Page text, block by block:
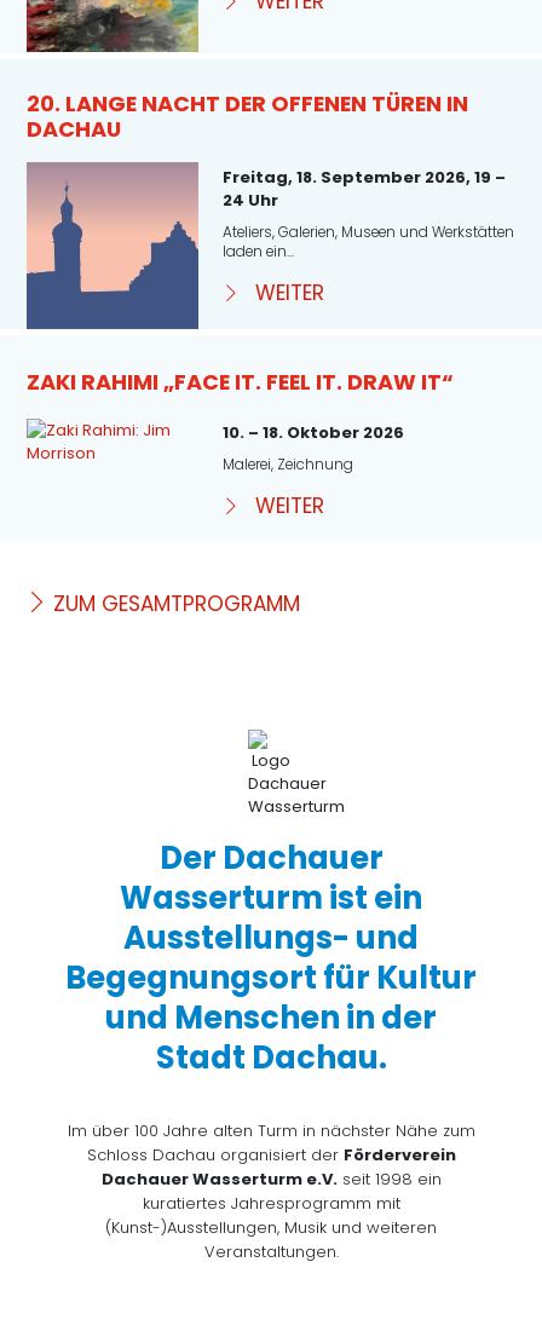
20. LANGE NACHT DER OFFENEN TÜREN IN
DACHAU
Freitag, 18. September 2026, 19 –
24 Uhr
Ateliers, Galerien, Museen und Werkstätten
laden ein...
WEITER
ZAKI RAHIMI „FACE IT. FEEL IT. DRAW IT“
10. – 18. Oktober 2026
Malerei, Zeichnung
WEITER
ZUM GESAMTPROGRAMM
Der Dachauer
Wasserturm ist ein
Ausstellungs- und
Begegnungsort für Kultur
und Menschen in der
Stadt Dachau.
Im über 100 Jahre alten Turm in nächster Nähe zum
Schloss Dachau organisiert der Förderverein
Dachauer Wasserturm e.V.seit 1998 ein
kuratiertes Jahresprogramm mit
(Kunst-)Ausstellungen, Musik und weiteren
Veranstaltungen.